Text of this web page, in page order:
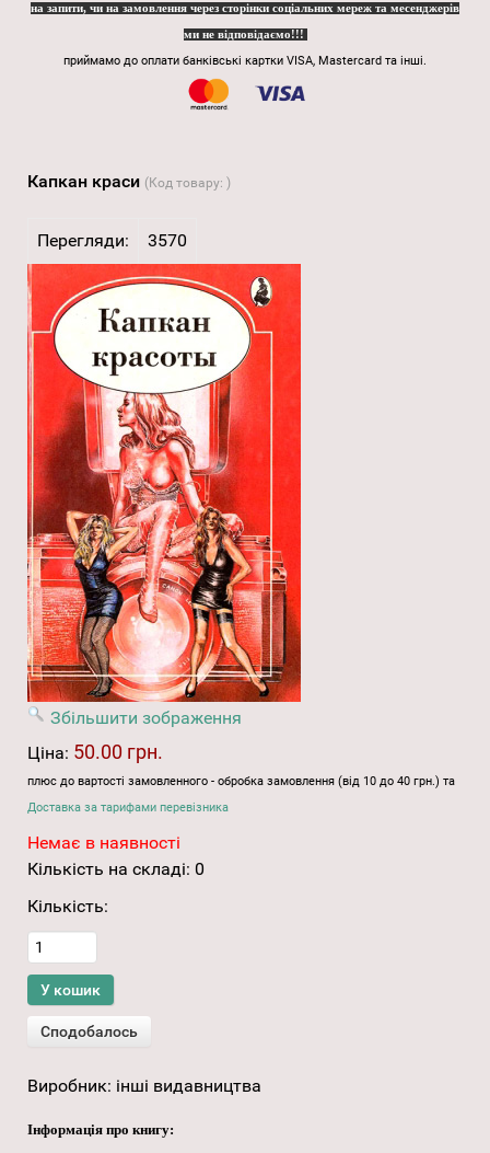
на запити, чи на замовлення через сторінки соціальних мереж та месенджерів
ми не відповідаємо!!!
приймамо до оплати банківські картки VISA, Mastercard та інші.
Капкан краси (Код товару: )
Перегляди: 3570
Збільшити зображення
Ціна: 50.00 грн.
плюс до вартості замовленного - обробка замовлення (від 10 до 40 грн.) та
Доставка за тарифами перевізника
Немає в наявності
Кількість на складі: 0
Кількість:
Виробник: інші видавництва
Інформація про книгу: